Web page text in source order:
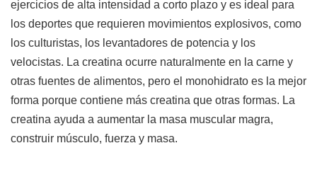
ejercicios de alta intensidad a corto plazo y es ideal para
los deportes que requieren movimientos explosivos, como
los culturistas, los levantadores de potencia y los
velocistas. La creatina ocurre naturalmente en la carne y
otras fuentes de alimentos, pero el monohidrato es la mejor
forma porque contiene más creatina que otras formas. La
creatina ayuda a aumentar la masa muscular magra,
construir músculo, fuerza y ​​masa.